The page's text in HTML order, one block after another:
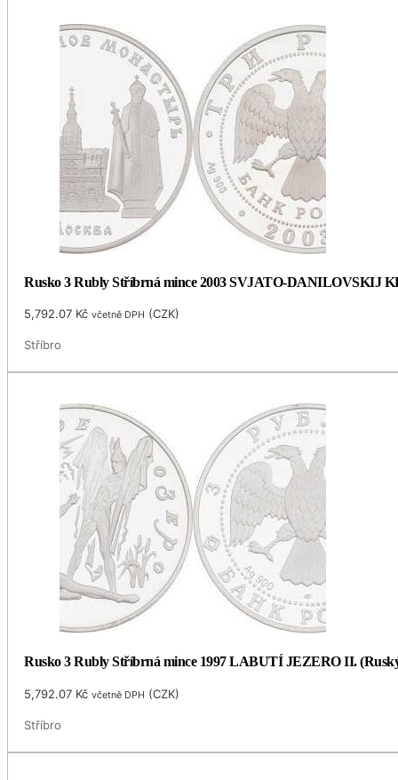
Rusko 3 Rubly Stříbrná mince 2003 SVJATO-DANILOVSKIJ
5,792.07 Kč včetně DPH (CZK)
Stříbro
Rusko 3 Rubly Stříbrná mince 1997 LABUTÍ JEZERO II.
5,792.07 Kč včetně DPH (CZK)
Stříbro